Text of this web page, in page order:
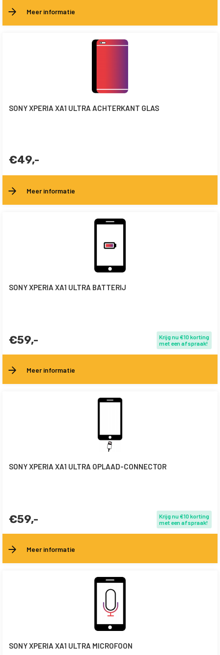
Meer informatie
SONY XPERIA XA1 ULTRA ACHTERKANT GLAS
€49,-
Meer informatie
SONY XPERIA XA1 ULTRA BATTERIJ
€59,-
Krijg nu €10 korting
met een afspraak!
Meer informatie
SONY XPERIA XA1 ULTRA OPLAAD-CONNECTOR
€59,-
Krijg nu €10 korting
met een afspraak!
Meer informatie
SONY XPERIA XA1 ULTRA MICROFOON